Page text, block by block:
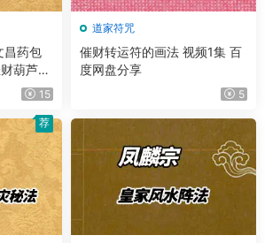
昌药包
葫芦
文档 百15
道家符咒
催财转运符的画法 视频1集 百
度网盘分享
5
荐